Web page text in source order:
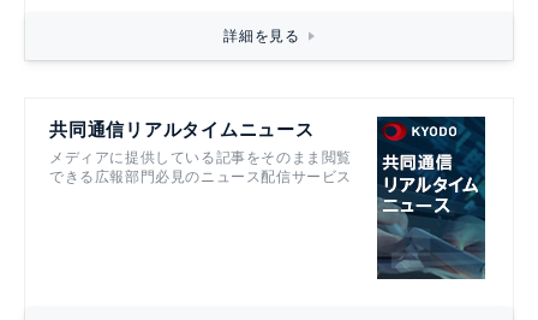
詳細を見る
共同通信リアルタイムニュース
メディアに提供している記事をそのまま閲覧
できる広報部門必見のニュース配信サービス